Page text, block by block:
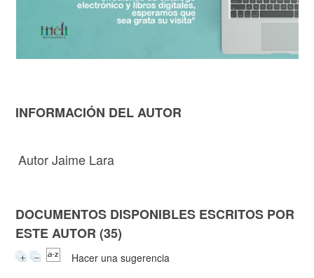
INFORMACIÓN DEL AUTOR
Autor Jaime Lara
DOCUMENTOS DISPONIBLES ESCRITOS POR
ESTE AUTOR (35)
Hacer una sugerencia